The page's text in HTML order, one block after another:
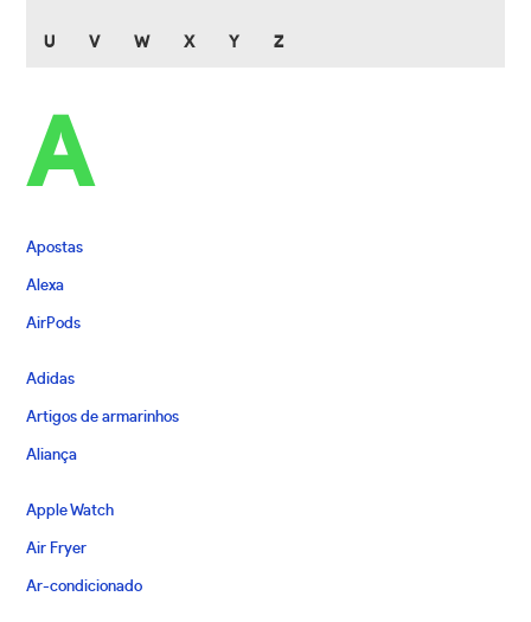
U V W X Y Z
A
Apostas
Alexa
AirPods
Adidas
Artigos de armarinhos
Aliança
Apple Watch
Air Fryer
Ar-condicionado